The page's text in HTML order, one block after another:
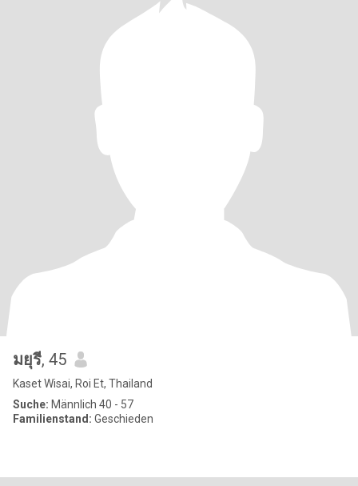
มยุรี, 45
Kaset Wisai, Roi Et, Thailand
Suche: Männlich 40 - 57
Familienstand: Geschieden